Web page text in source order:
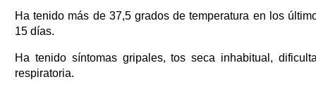
Ha tenido más de 37,5 grados de temperatura en los
15 días.
Ha tenido síntomas gripales, tos seca inhabitual,
respiratoria.